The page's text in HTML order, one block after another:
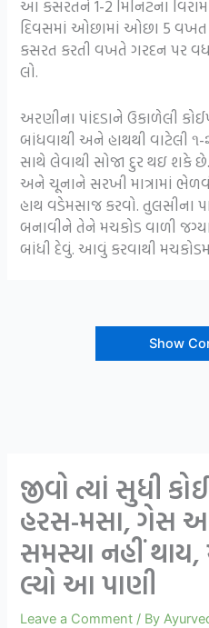
આ કસરતને 1-2 મિનિટના વિરામ
દિવસમાં ઓછામાં ઓછા 5 વખત આ
કસરત કરતી વખતે ગરદન પર
લો.
અરણીના પાંદડાને ઉકાળેલી
બાંધવાથી અને હાથથી વાટેલી
સાથે લેવાથી સોજા દુર થઇ શકે
અને ચૂનાને સરખી માત્રામાં
હાથ વડેમસાજ કરવો. તુલસીના
બનાવીને તેને મચકોડ વાળી
બાંધી દેવું. આવું કરવાથી
Show
જીવો ત્યાં સુધી
હરસ-મસા, ગેસ
સમસ્યા નહીં થાય,
લ્યો આ પાણી
Leave a Comment / By